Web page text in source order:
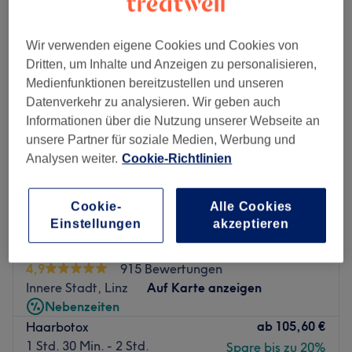
damen - haarkuren & pflege in der Nähe von Urfahr, Linz
Beauty Arts
4,9
915 Bewertungen
Innere Stadt, Linz
Auf Karte anzeigen
Nebenzeiten
Haarbotox
1 Std. 30 Min. - 2 Std.
ab 105,60 €
Spare bis zu 20%
Wir verwenden eigene Cookies und Cookies von
Dritten, um Inhalte und Anzeigen zu personalisieren,
Medienfunktionen bereitzustellen und unseren
Datenverkehr zu analysieren. Wir geben auch
Informationen über die Nutzung unserer Webseite an
unsere Partner für soziale Medien, Werbung und
Analysen weiter. Cookie-Richtlinien
Alle Cookies
akzeptieren
Cookie-
Einstellungen